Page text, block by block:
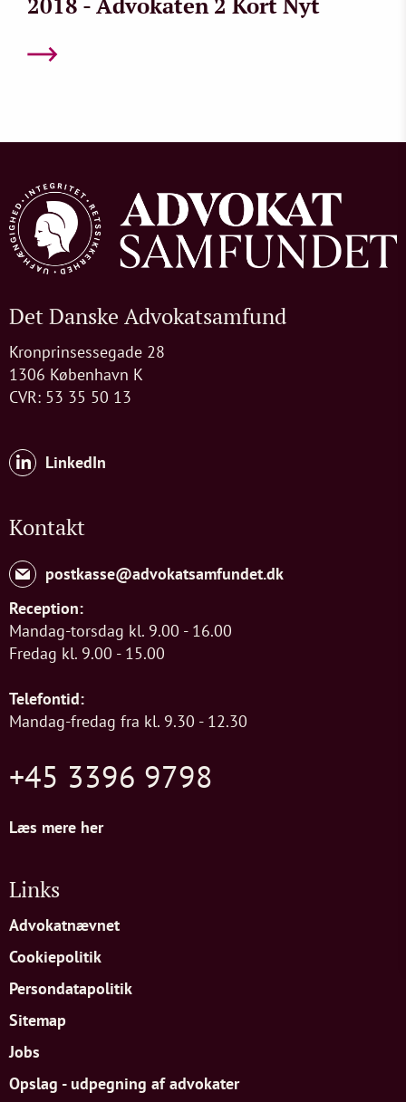
Det Danske Advokatsamfund
Kronprinsessegade 28
1306 København K
CVR: 53 35 50 13
LinkedIn
Kontakt
postkasse@advokatsamfundet.dk
Reception:
Mandag-torsdag kl. 9.00 - 16.00
Fredag kl. 9.00 - 15.00
Telefontid:
Mandag-fredag fra kl. 9.30 - 12.30
+45 3396 9798
Læs mere her
Links
Advokatnævnet
Cookiepolitik
Persondatapolitik
Sitemap
Jobs
Opslag - udpegning af advokater